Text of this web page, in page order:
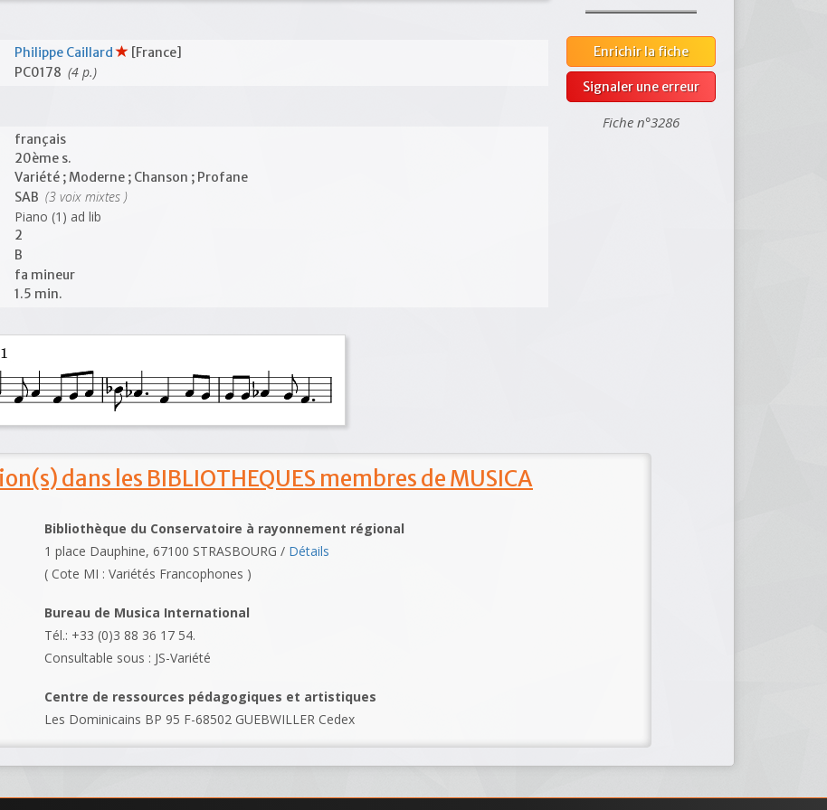
Philippe Caillard
[France]
PC0178 (4 p.)
français
20ème s.
Variété ; Moderne ; Chanson ; Profane
SAB (3 voix mixtes )
Piano (1) ad lib
2
B
fa mineur
1.5 min.
Enrichir la fiche
Signaler une erreur
Fiche n°3286
dans les BIBLIOTHEQUES membres de MUSICA
Bibliothèque du Conservatoire à rayonnement régional
1 place Dauphine, 67100 STRASBOURG / Détails
( Cote MI : Variétés Francophones )
Bureau de Musica International
Tél.: +33 (0)3 88 36 17 54.
Consultable sous : JS-Variété
Centre de ressources pédagogiques et artistiques
Les Dominicains BP 95 F-68502 GUEBWILLER Cedex